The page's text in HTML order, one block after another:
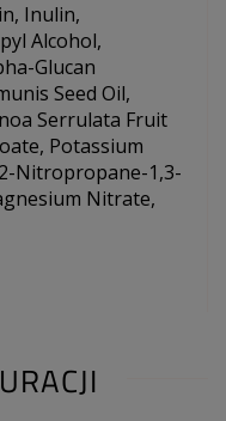
Inulin,
Alcohol,
Glucan
Seed Oil,
Serrulata Fruit
Potassium
Nitropropane-1,3-
Nitrate,